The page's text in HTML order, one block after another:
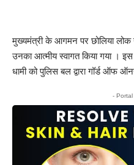
मुख्यमंत्री के आगमन पर छोलिया लोक
उनका आत्मीय स्वागत किया गया ।
धामी को पुलिस बल द्वारा गॉर्ड ऑफ
-